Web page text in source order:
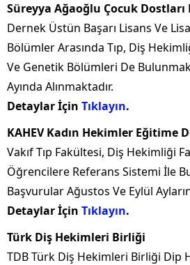
Süreyya Ağaoğlu Çocuk Dostları
Dernek Üstün Başarı Lisans Ve
Bölümler Arasında Tıp, Diş
Ve Genetik Bölümleri De
Ayında Alınmaktadır.
Detaylar İçin Tıklayın.
KAHEV Kadın Hekimler Eğitime
Vakıf Tıp Fakültesi, Diş Hekimliği
Öğrencilere Referans Sistemi İle
Başvurular Ağustos Ve Eylül
Detaylar İçin Tıklayın.
Türk Diş Hekimleri Birliği
TDB Türk Diş Hekimleri Birliği Dip